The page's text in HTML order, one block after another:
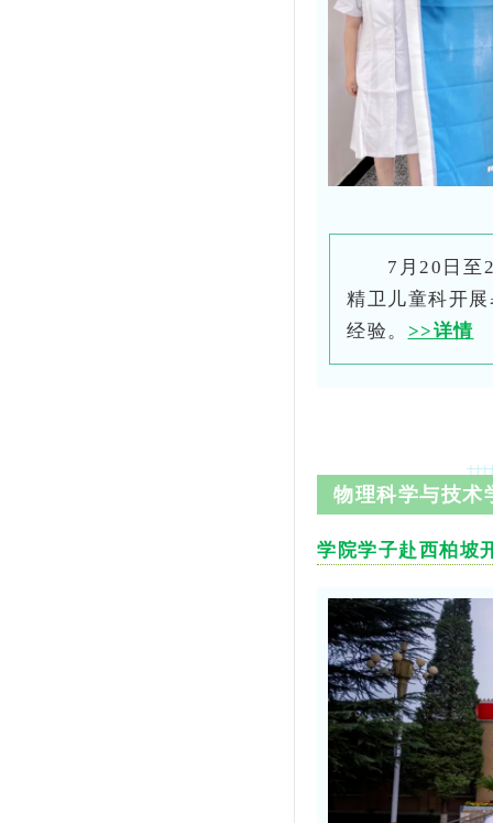
7月20日至
精卫儿童科开
经验。 >>详情
物理科学与技术
学院学子赴西柏坡